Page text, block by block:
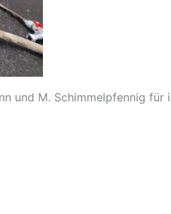
und M. Schimmelpfennig für